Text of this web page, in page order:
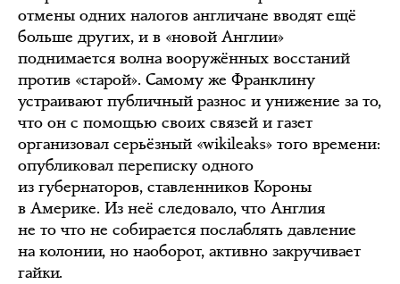
отмены одних налогов англичане вводят ещё
больше других, и в «новой Англии»
поднимается волна вооружённых восстаний
против «старой». Самому же Франклину
устраивают публичный разнос и унижение за то,
что он с помощью своих связей и газет
организовал серьёзный «wikileaks» того времени:
опубликовал переписку одного
из губернаторов, ставленников Короны
в Америке. Из неё следовало, что Англия
не то что не собирается послаблять давление
на колонии, но наоборот, активно закручивает
гайки.